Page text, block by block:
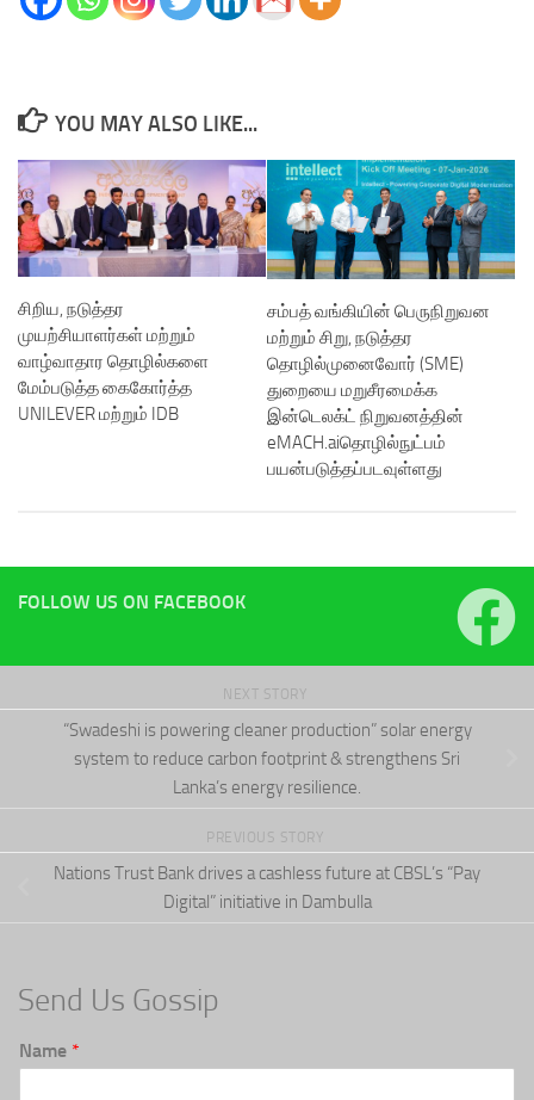
YOU MAY ALSO LIKE...
சிறிய, நடுத்தர
முயற்சியாளர்கள் மற்றும்
வாழ்வாதார தொழில்களை
மேம்படுத்த கைகோர்த்த
UNILEVER மற்றும் IDB
சம்பத் வங்கியின் பெருநிறுவன
மற்றும் சிறு, நடுத்தர
தொழில்முனைவோர் (SME)
துறையை மறுசீரமைக்க
இன்டெலக்ட் நிறுவனத்தின்
eMACH.aiதொழில்நுட்பம்
பயன்படுத்தப்படவுள்ளது
FOLLOW US ON FACEBOOK
NEXT STORY
“Swadeshi is powering cleaner production” solar energy
system to reduce carbon footprint & strengthens Sri
Lanka’s energy resilience.
PREVIOUS STORY
Nations Trust Bank drives a cashless future at CBSL’s “Pay
Digital” initiative in Dambulla
Send Us Gossip
Name *